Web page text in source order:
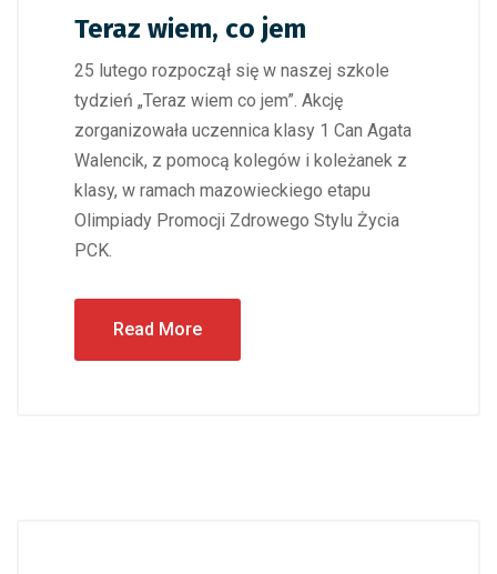
Teraz wiem, co jem
25 lutego rozpoczął się w naszej szkole
tydzień „Teraz wiem co jem”. Akcję
zorganizowała uczennica klasy 1 Can Agata
Walencik, z pomocą kolegów i koleżanek z
klasy, w ramach mazowieckiego etapu
Olimpiady Promocji Zdrowego Stylu Życia
PCK.
Read More